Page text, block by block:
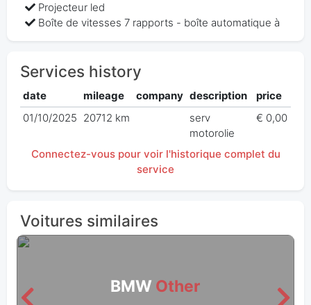
Projecteur led
Boîte de vitesses 7 rapports - boîte automatique à
Services history
date mileage company description
price
01/10/2025 20712 km
serv
motorolie
€ 0,00
Connectez-vous pour voir l'historique complet du
service
Voitures similaires
BMW Other